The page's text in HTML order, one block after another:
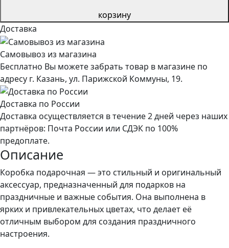
корзину
Доставка
Самовывоз из магазина
Бесплатно Вы можете забрать товар в магазине по
адресу г. Казань, ул. Парижской Коммуны, 19.
Доставка по России
Доставка осуществляется в течение 2 дней через наших
партнёров: Почта России или СДЭК по 100%
предоплате.
Описание
Коробка подарочная — это стильный и оригинальный
аксессуар, предназначенный для подарков на
праздничные и важные события. Она выполнена в
ярких и привлекательных цветах, что делает её
отличным выбором для создания праздничного
настроения.